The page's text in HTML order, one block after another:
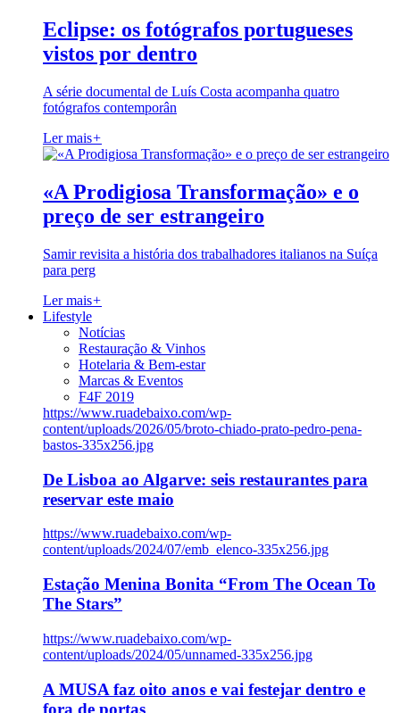
Eclipse: os fotógrafos portugueses
vistos por dentro
A série documental de Luís Costa acompanha quatro
fotógrafos contemporân
Ler mais+
«A Prodigiosa Transformação» e o
preço de ser estrangeiro
Samir revisita a história dos trabalhadores italianos na Suíça
para perg
Ler mais+
Lifestyle
Notícias
Restauração & Vinhos
Hotelaria & Bem-estar
Marcas & Eventos
F4F 2019
https://www.ruadebaixo.com/wp-
content/uploads/2026/05/broto-chiado-prato-pedro-pena-
bastos-335x256.jpg
De Lisboa ao Algarve: seis restaurantes para
reservar este maio
https://www.ruadebaixo.com/wp-
content/uploads/2024/07/emb_elenco-335x256.jpg
Estação Menina Bonita “From The Ocean To
The Stars”
https://www.ruadebaixo.com/wp-
content/uploads/2024/05/unnamed-335x256.jpg
A MUSA faz oito anos e vai festejar dentro e
fora de portas